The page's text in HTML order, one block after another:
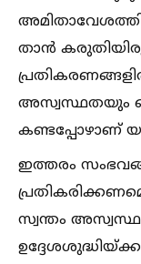
താൻ
അസ്വസ്ഥതയും
കണ്ടപ്പോഴാണ്
ഇത്തരം
സ്വന്തം